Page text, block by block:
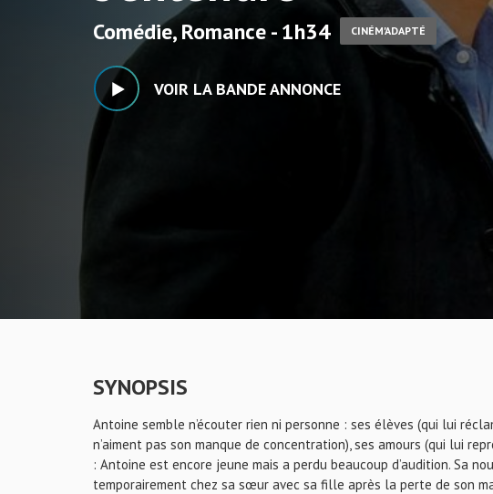
Comédie, Romance - 1h34 CINÉM'ADAPTÉ
VOIR LA BANDE ANNONCE
SYNOPSIS
Antoine semble n’écouter rien ni personne : ses élèves (qui lui
n’aiment pas son manque de concentration), ses amours (qui lui
: Antoine est encore jeune mais a perdu beaucoup d’audition. Sa
temporairement chez sa sœur avec sa fille après la perte de son